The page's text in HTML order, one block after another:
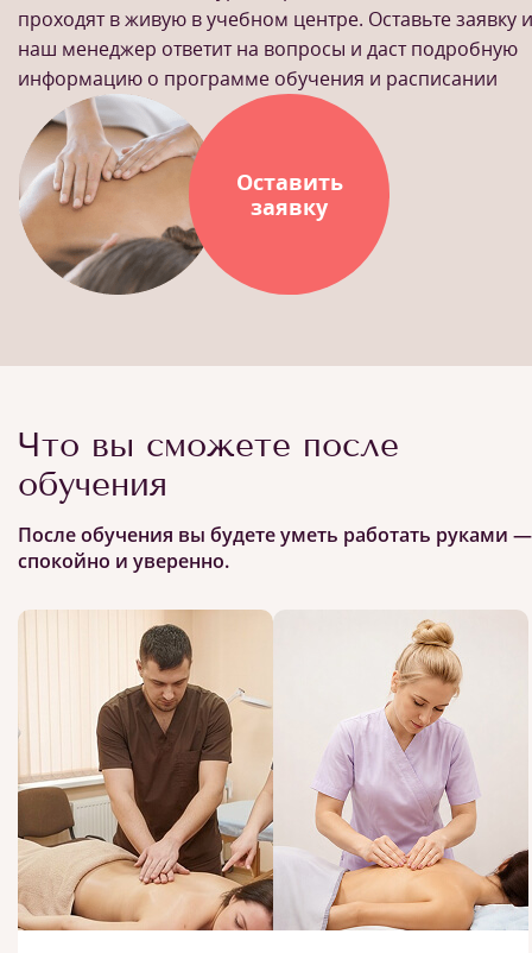
проходят в живую в учебном центре. Оставьте заявку и
наш менеджер ответит на вопросы и даст подробную
информацию о программе обучения и расписании
Оставить
заявку
Что вы сможете после
обучения
После обучения вы будете уметь работать руками —
спокойно и уверенно.